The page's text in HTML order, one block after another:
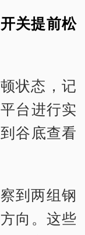
关提前松
状态，记
台进行实
谷底查看
到两组钢
向。这些